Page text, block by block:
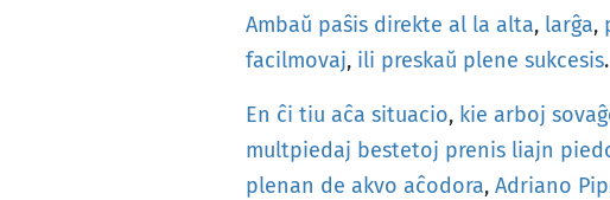
Ambaŭ paŝis direkte al la alta, larĝa,
facilmovaj, ili preskaŭ plene sukcesis.
En ĉi tiu aĉa situacio, kie arboj
multpiedaj bestetoj prenis liajn
plenan de akvo aĉodora, Adriano